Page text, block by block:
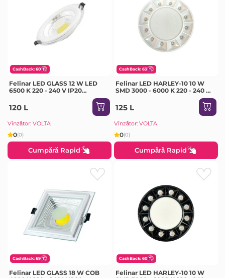
CashBack: 60
Felinar LED GLASS 12 W LED
6500 K 220 - 240 V IP20
120 L
Vînzător: VOLTA
0(0)
Cumpără Rapid
CashBack: 63
Felinar LED HARLEY-10 10 W
SMD 3000 - 6000 K 220 - 240 V
125 L
Vînzător: VOLTA
0(0)
Cumpără Rapid
CashBack: 69
Felinar LED GLASS 18 W COB
CashBack: 60
Felinar LED HARLEY-10 10 W